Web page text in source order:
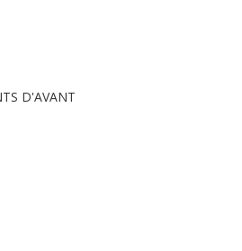
D'AVANT